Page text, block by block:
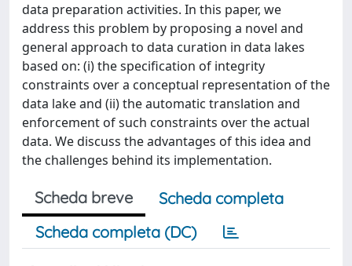
data preparation activities. In this paper, we
address this problem by proposing a novel and
general approach to data curation in data lakes
based on: (i) the specification of integrity
constraints over a conceptual representation of the
data lake and (ii) the automatic translation and
enforcement of such constraints over the actual
data. We discuss the advantages of this idea and
the challenges behind its implementation.
Scheda breve
Scheda completa
Scheda completa (DC)